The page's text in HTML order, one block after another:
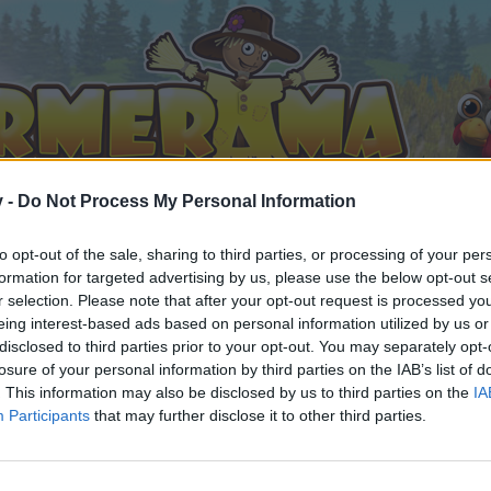
- Do Not Process My Personal Information
opt-out of the sale, sharing to third parties, or processing of your
for targeted advertising by us, please use the below opt-out
selection. Please note that after your opt-out request is processed
interest-based ads based on personal information utilized by us
to third parties prior to your opt-out. You may separately
of your personal information by third parties on the IAB’s list of
This information may also be disclosed by us to third parties on the
Participants that may further disclose it to other third parties.
mal anders...
teilnehmen oder eigene Themen starten möchtest,